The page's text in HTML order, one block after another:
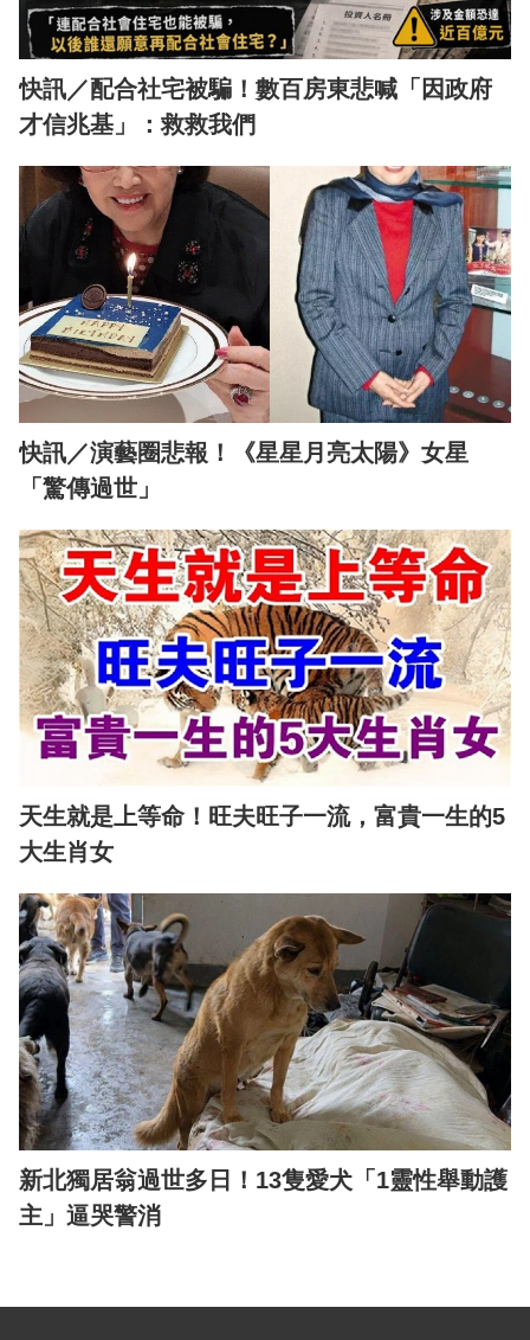
快訊／配合社宅被騙！數百房東悲喊「因政府
才信兆基」：救救我們
快訊／演藝圈悲報！《星星月亮太陽》女星
「驚傳過世」
天生就是上等命！旺夫旺子一流，富貴一生的5
大生肖女
新北獨居翁過世多日！13隻愛犬「1靈性舉動護
主」逼哭警消